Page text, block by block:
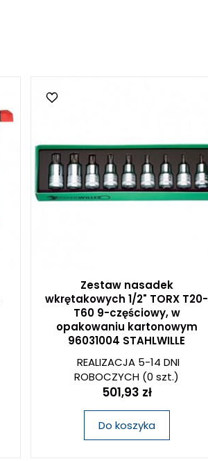
Zestaw nasadek
wkrętakowych 1/2" TORX T20-
T60 9-częściowy, w
opakowaniu kartonowym
96031004 STAHLWILLE
REALIZACJA 5-14 DNI
ROBOCZYCH (0 szt.)
501,93 zł
Do koszyka